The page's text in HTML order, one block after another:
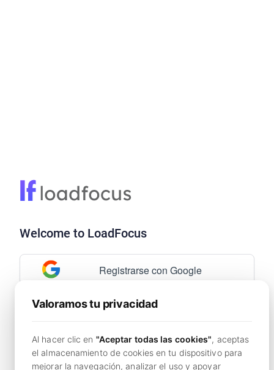
Welcome to LoadFocus
Registrarse con Google
Al continuar, acepta LoadFocus`sCondiciones de
servicio yPolítica de privacidad.
Valoramos tu privacidad
Al hacer clic en "Aceptar todas las cookies", aceptas
el almacenamiento de cookies en tu dispositivo para
mejorar la navegación, analizar el uso y apoyar